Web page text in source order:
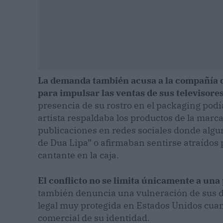
La demanda también acusa a la
para impulsar las ventas de sus
presencia de su rostro en el packaging
artista respaldaba los productos de la
publicaciones en redes sociales donde
de Dua Lipa” o afirmaban sentirse
cantante en la caja.
El conflicto no se limita únicamente a
también denuncia una vulneración de sus
legal muy protegida en Estados Unidos
comercial de su identidad.